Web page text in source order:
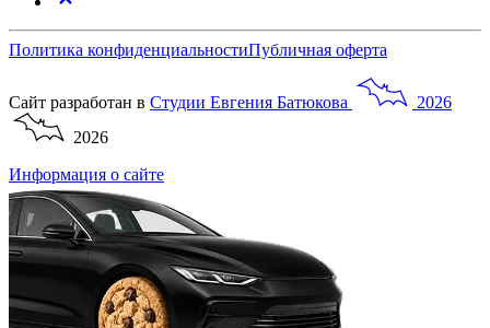
Политика конфиденциальностиПубличная оферта
Сайт разработан в Студии Евгения Батюкова
2026
2026
Информация о сайте